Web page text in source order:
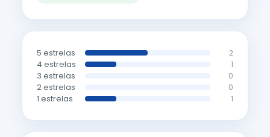
5 estrelas 2
4 estrelas 1
3 estrelas 0
2 estrelas 0
1 estrelas 1